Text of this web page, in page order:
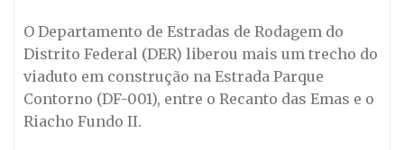
O Departamento de Estradas de Rodagem do
Distrito Federal (DER) liberou mais um trecho do
viaduto em construção na Estrada Parque
Contorno (DF-001), entre o Recanto das Emas e o
Riacho Fundo II.